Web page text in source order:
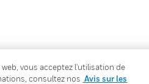
vous acceptez l'utilisation de
consultez nos Avis sur les